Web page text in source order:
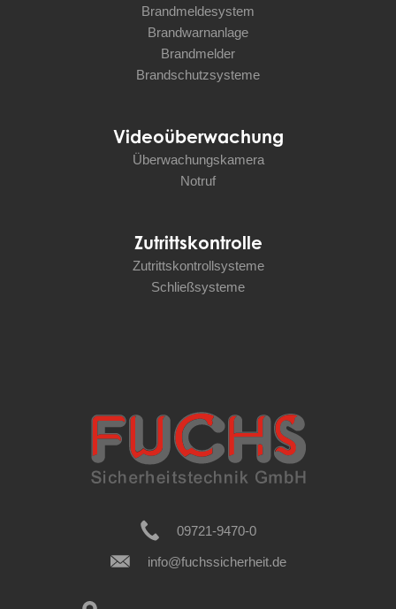
09721-9470-0
info@fuchssicherheit.de
Brandmeldesystem
Brandwarnanlage
Brandmelder
Brandschutzsysteme
Videoüberwachung
Überwachungskamera
Notruf
Zutrittskontrolle
Zutrittskontrollsysteme
Schließsysteme